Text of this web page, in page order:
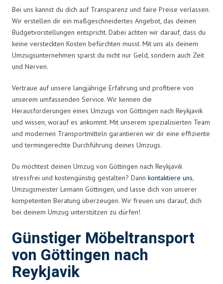
Bei uns kannst du dich auf Transparenz und faire Preise verlassen.
Wir erstellen dir ein maßgeschneidertes Angebot, das deinen
Budgetvorstellungen entspricht. Dabei achten wir darauf, dass du
keine versteckten Kosten befürchten musst. Mit uns als deinem
Umzugsunternehmen sparst du nicht nur Geld, sondern auch Zeit
und Nerven.
Vertraue auf unsere langjährige Erfahrung und profitiere von
unserem umfassenden Service. Wir kennen die
Herausforderungen eines Umzugs von Göttingen nach Reykjavik
und wissen, worauf es ankommt. Mit unserem spezialisierten Team
und modernen Transportmitteln garantieren wir dir eine effiziente
und termingerechte Durchführung deines Umzugs.
Du möchtest deinen Umzug von Göttingen nach Reykjavik
stressfrei und kostengünstig gestalten? Dann kontaktiere uns,
Umzugsmeister Lemann Göttingen, und lasse dich von unserer
kompetenten Beratung überzeugen. Wir freuen uns darauf, dich
bei deinem Umzug unterstützen zu dürfen!
Günstiger Möbeltransport
von Göttingen nach
Reykjavik